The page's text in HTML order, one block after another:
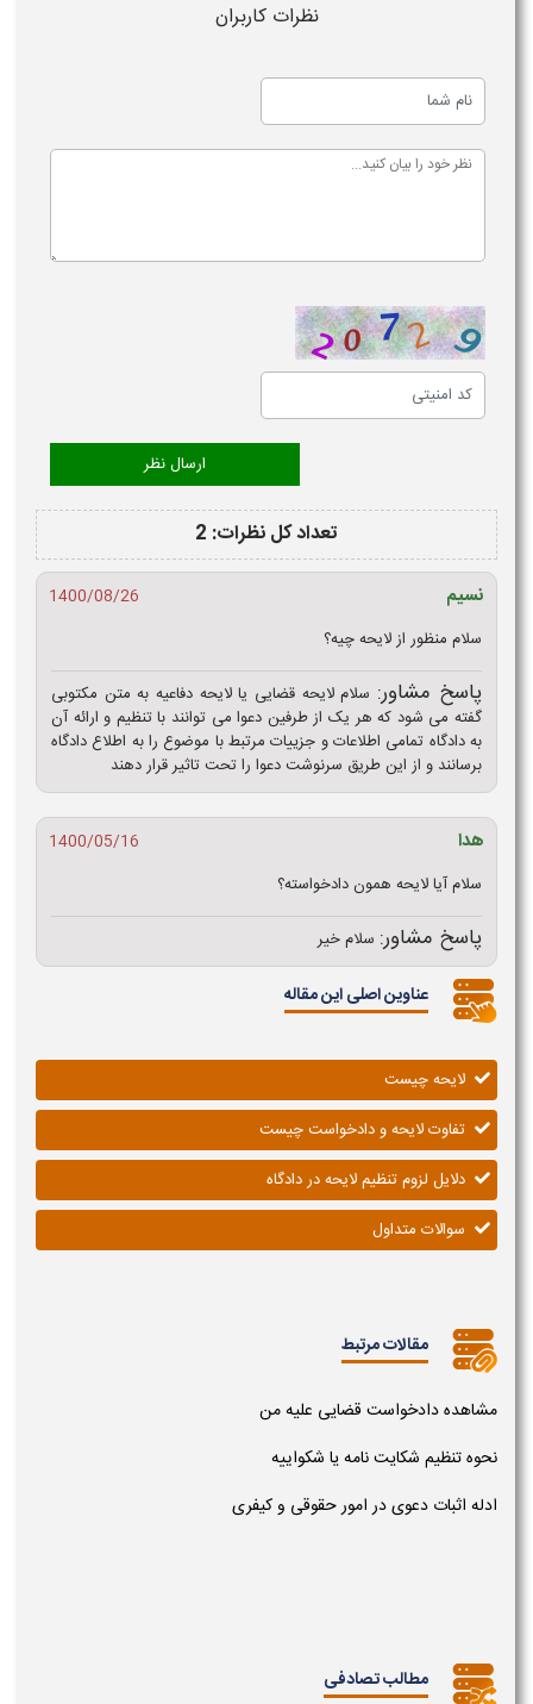
نظرات کاربران
تعداد کل نظرات: 2
نسیم
1400/08/26
سلام منظور از لایحه چیه؟
پاسخ مشاور: سلام لایحه قضایی یا لایحه دفاعیه به متن مکتوبی
گفته می شود که هر یک از طرفین دعوا می توانند با تنظیم و ارائه آن
به دادگاه تمامی اطلاعات و جزییات مرتبط با موضوع را به اطلاع دادگاه
برسانند و از این طریق سرنوشت دعوا را تحت تاثیر قرار دهند
هدا
1400/05/16
سلام آیا لایحه همون دادخواسته؟
پاسخ مشاور: سلام خیر
عناوین اصلی این مقاله
لایحه چیست
تفاوت لایحه و دادخواست چیست
دلایل لزوم تنظیم لایحه در دادگاه
سوالات متداول
مقالات مرتبط
مشاهده دادخواست قضایی علیه من
نحوه تنظیم شکایت نامه یا شکواییه
ادله اثبات دعوی در امور حقوقی و کیفری
مطالب تصادفی